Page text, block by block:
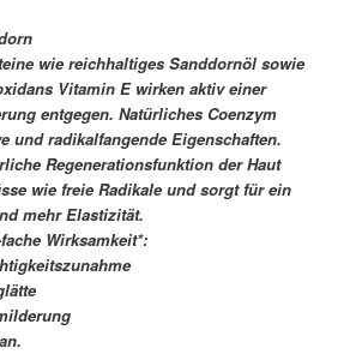
wie reichhaltiges Sanddornöl sowie
Vitamin E wirken aktiv einer
entgegen. Natürliches Coenzym
und radikalfangende Eigenschaften.
Regenerationsfunktion der Haut
wie freie Radikale und sorgt für ein
mehr Elastizität.
Wirksamkeit*: